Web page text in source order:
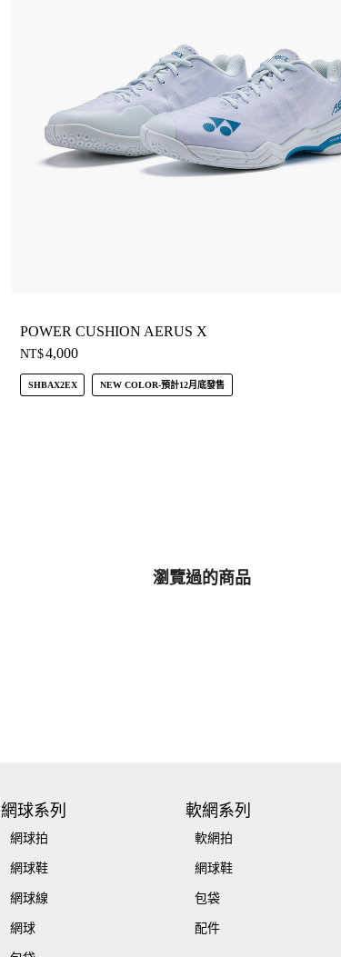
POWER CUSHION AERUS X
NT$4,000
SHBAX2EX NEW COLOR-預計12月底發售
瀏覽過的商品
網球系列
網球拍
網球鞋
網球線
網球
軟網系列
軟網拍
網球鞋
包袋
配件